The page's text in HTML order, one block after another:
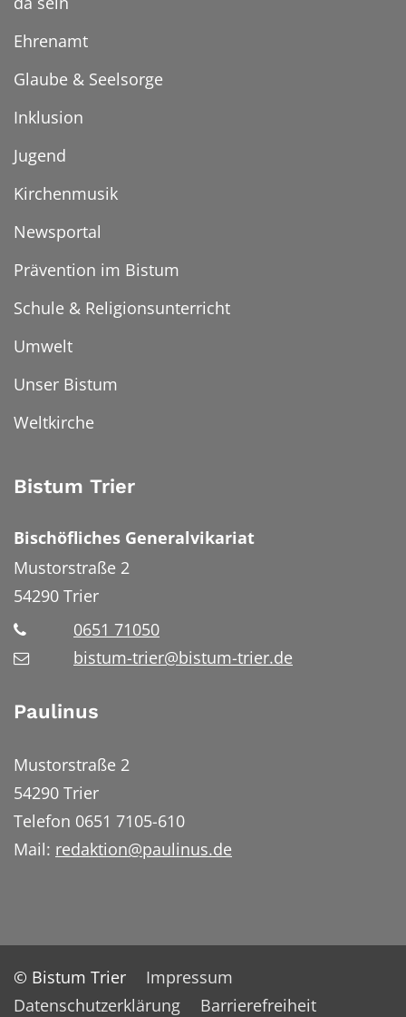
Ehrenamt
Glaube & Seelsorge
Inklusion
Jugend
Kirchenmusik
Newsportal
Prävention im Bistum
Schule & Religionsunterricht
Umwelt
Unser Bistum
Weltkirche
Bistum Trier
Bischöfliches Generalvikariat
Mustorstraße 2
54290 Trier
0651 71050
bistum-trier@bistum-trier.de
Paulinus
Mustorstraße 2
54290 Trier
Telefon 0651 7105-610
Mail: redaktion@paulinus.de
© Bistum Trier
Impressum
Datenschutzerklärung
Barrierefreiheit